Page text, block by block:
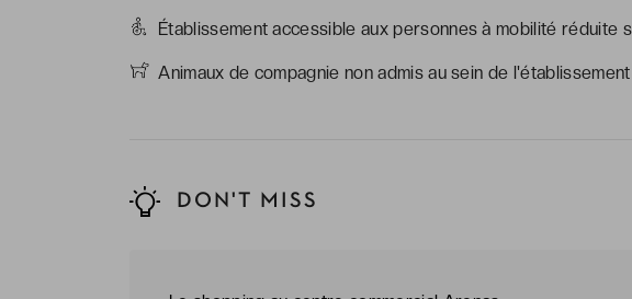
Établissement accessible aux personnes à mobilité réduite
Animaux de compagnie non admis au sein de l'établissement
DON'T MISS